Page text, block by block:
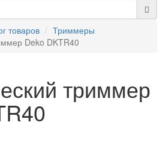
товаров
Триммеры
Deko DKTR40
триммер